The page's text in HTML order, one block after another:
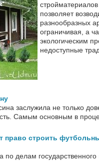
позволяет
разнообразных
ограничивая, а
экологическим
недоступные
заслужила не только
Самым основным в
право строить
по делам